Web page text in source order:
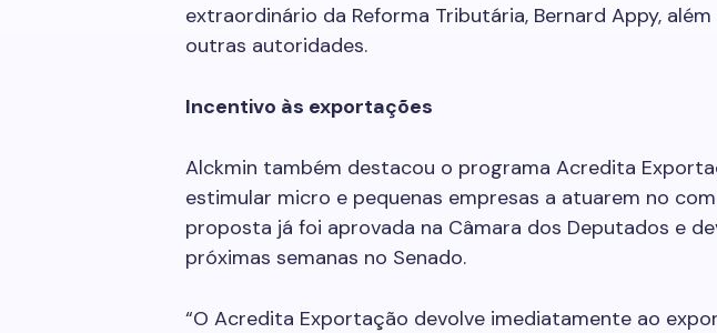
extraordinário da Reforma Tributária, Bernard Appy,
outras autoridades.
Incentivo às exportações
Alckmin também destacou o programa Acredita
estimular micro e pequenas empresas a atuarem no
proposta já foi aprovada na Câmara dos Deputados e
próximas semanas no Senado.
“O Acredita Exportação devolve imediatamente ao